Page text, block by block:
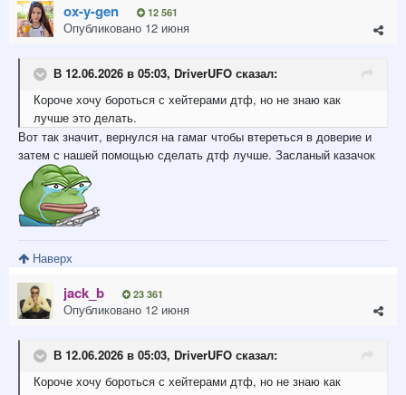
ox-y-gen 12 561
Опубликовано 12 июня
В 12.06.2026 в 05:03, DriverUFO сказал:
Короче хочу бороться с хейтерами дтф, но не знаю как
лучше это делать.
Вот так значит, вернулся на гамаг чтобы втереться в доверие и
затем с нашей помощью сделать дтф лучше. Засланый казачок
Наверх
jack_b 23 361
Опубликовано 12 июня
В 12.06.2026 в 05:03, DriverUFO сказал:
Короче хочу бороться с хейтерами дтф, но не знаю как